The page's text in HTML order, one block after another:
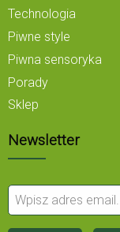
Technologia
Piwne style
Piwna sensoryka
Porady
Sklep
Newsletter